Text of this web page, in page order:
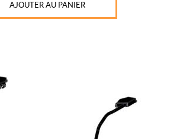
AJOUTER AU PANIER